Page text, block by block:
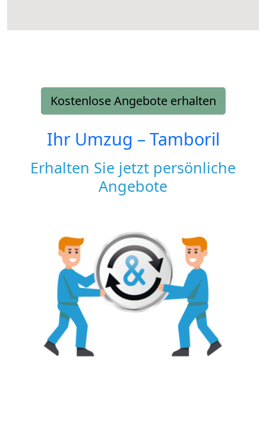
Kostenlose Angebote erhalten
Ihr Umzug –Tamboril
Erhalten Sie jetzt persönliche
Angebote